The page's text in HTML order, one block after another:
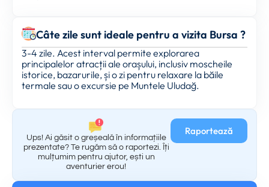
Câte zile sunt ideale pentru a vizita Bursa ?
3-4 zile. Acest interval permite explorarea
principalelor atracții ale orașului, inclusiv moscheile
istorice, bazarurile, și o zi pentru relaxare la băile
termale sau o excursie pe Muntele Uludağ.
Ups! Ai găsit o greșeală în informațiile
prezentate? Te rugăm să o raportezi. Îți
mulțumim pentru ajutor, ești un
aventurier erou!
Raportează